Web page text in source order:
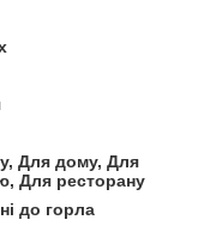
Для дому, Для
Для ресторану
до горла